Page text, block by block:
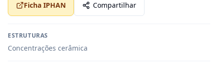
Ficha IPHAN Compartilhar
ESTRUTURAS
Concentrações cerâmica